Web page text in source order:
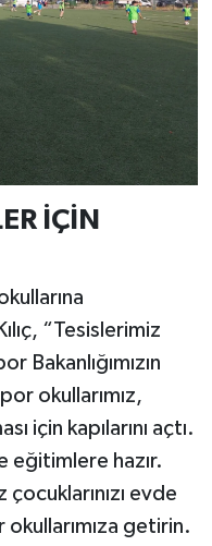
İÇİN
“Tesislerimiz
Bakanlığımızın
okullarımız,
için kapılarını açtı.
eğitimlere hazır.
evde
okullarımıza getirin.